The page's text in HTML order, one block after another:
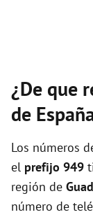
¿De que
de
Los números
el prefijo 949
región de
número de